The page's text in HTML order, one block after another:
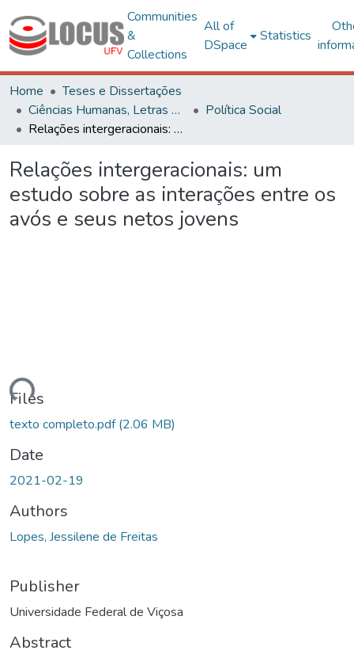
Communities
&
Collections
All of
DSpace
Statistics
Home
Teses e Dissertações
Ciências Humanas, Letras e Artes
Política Social
Relações intergeracionais: um estudo sobre as interações entre os avós e seus netos jovens
Relações intergeracionais: um
estudo sobre as interações entre os
avós e seus netos jovens
Files
texto completo.pdf(2.06 MB)
Date
2021-02-19
Authors
Lopes, Jessilene de Freitas
Publisher
Universidade Federal de Viçosa
Abstract